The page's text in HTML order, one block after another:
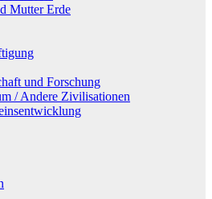
Mutter Erde
und Forschung
/ Andere Zivilisationen